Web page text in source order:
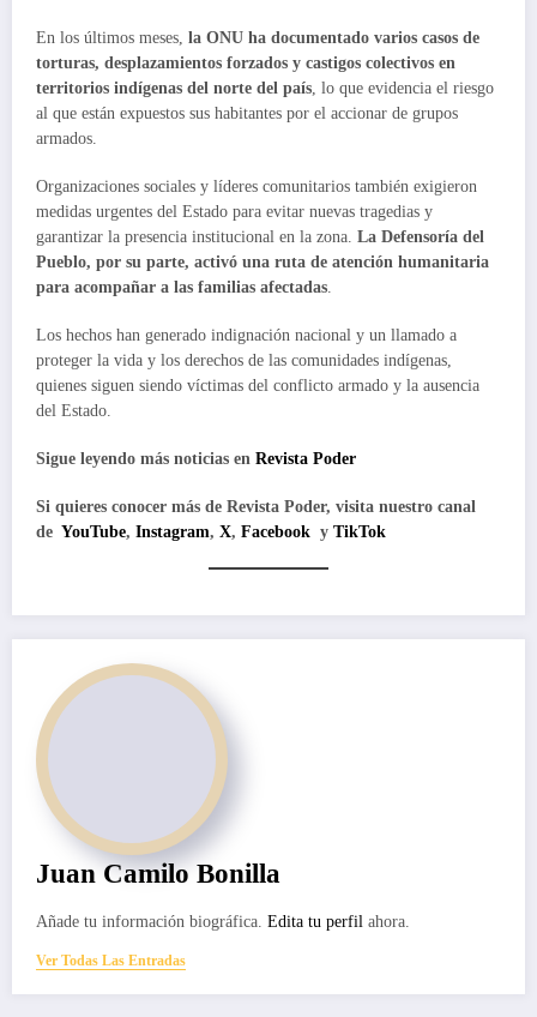
En los últimos meses, la ONU ha documentado varios casos de
torturas, desplazamientos forzados y castigos colectivos en
territorios indígenas del norte del país , lo que evidencia el riesgo
al que están expuestos sus habitantes por el accionar de grupos
armados.
Organizaciones sociales y líderes comunitarios también exigieron
medidas urgentes del Estado para evitar nuevas tragedias y
garantizar la presencia institucional en la zona. La Defensoría del
Pueblo, por su parte, activó una ruta de atención humanitaria
para acompañar a las familias afectadas
Los hechos han generado indignación nacional y un llamado a
proteger la vida y los derechos de las comunidades indígenas,
quienes siguen siendo víctimas del conflicto armado y la ausencia
del Estado.
Sigue leyendo más noticias en Revista Poder
Si quieres conocer más de Revista Poder, visita nuestro canal
de YouTube, Instagram, X, Facebook y TikTok
Juan Camilo Bonilla
Añade tu información biográfica. Edita tu perfil ahora.
Ver Todas Las Entradas